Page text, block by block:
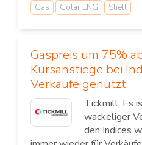
Gas
Golar LNG Shell
Gaspreis um 75%
Kursanstiege bei
Verkäufe genutzt
Tickmill: Es
wackeliger
den Indices